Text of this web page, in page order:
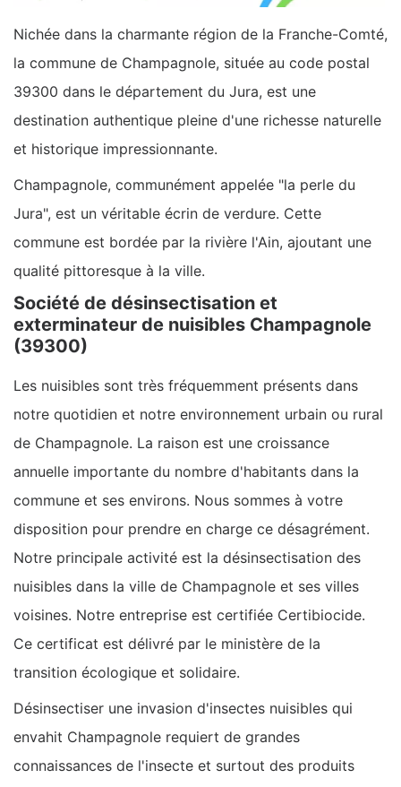
Nichée dans la charmante région de la Franche-Comté,
la commune de Champagnole, située au code postal
39300 dans le département du Jura, est une
destination authentique pleine d'une richesse naturelle
et historique impressionnante.
Champagnole, communément appelée "la perle du
Jura", est un véritable écrin de verdure. Cette
commune est bordée par la rivière l'Ain, ajoutant une
qualité pittoresque à la ville.
Société de désinsectisation et
exterminateur de nuisibles Champagnole
(39300)
Les nuisibles sont très fréquemment présents dans
notre quotidien et notre environnement urbain ou rural
de Champagnole. La raison est une croissance
annuelle importante du nombre d'habitants dans la
commune et ses environs. Nous sommes à votre
disposition pour prendre en charge ce désagrément.
Notre principale activité est la désinsectisation des
nuisibles dans la ville de Champagnole et ses villes
voisines. Notre entreprise est certifiée Certibiocide.
Ce certificat est délivré par le ministère de la
transition écologique et solidaire.
Désinsectiser une invasion d'insectes nuisibles qui
envahit Champagnole requiert de grandes
connaissances de l'insecte et surtout des produits